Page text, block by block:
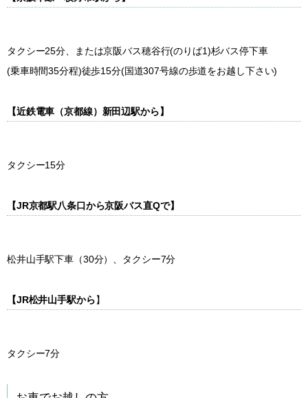
タクシー25分、または京阪バス穂谷行(のりば1)杉バス停下車
(乗車時間35分程)徒歩15分(国道307号線の歩道をお越し下さい)
【近鉄電車（京都線） 新田辺駅から】
タクシー15分
【JR京都駅八条口から京阪バス直Qで】
松井山手駅下車（30分）、タクシー7分
【JR松井山手駅から】
タクシー7分